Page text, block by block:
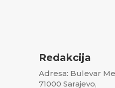
Redakcija
Adresa: Bulevar
71000 Sarajevo,